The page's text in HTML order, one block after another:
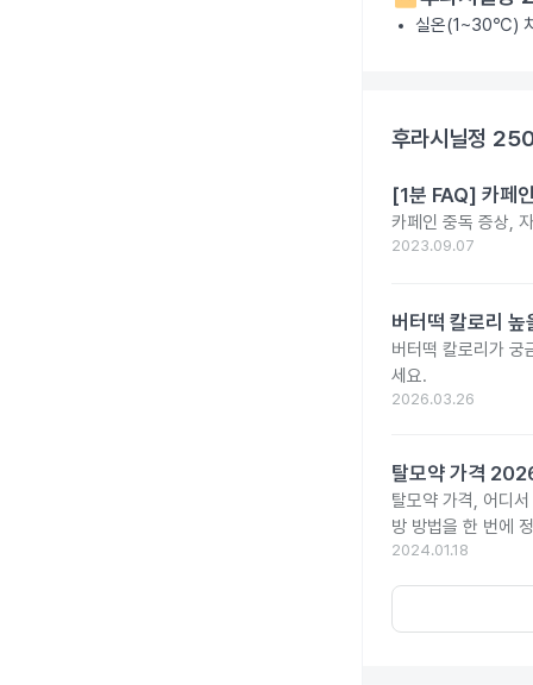
실온(1~30℃)
후라시닐정
[1분 FAQ] 카페
카페인 중독 증상,
2023.09.07
버터떡 칼로리 높
버터떡 칼로리가 궁
세요.
2026.03.26
탈모약 가격
탈모약 가격, 어디
방 방법을 한 번에
2024.01.18